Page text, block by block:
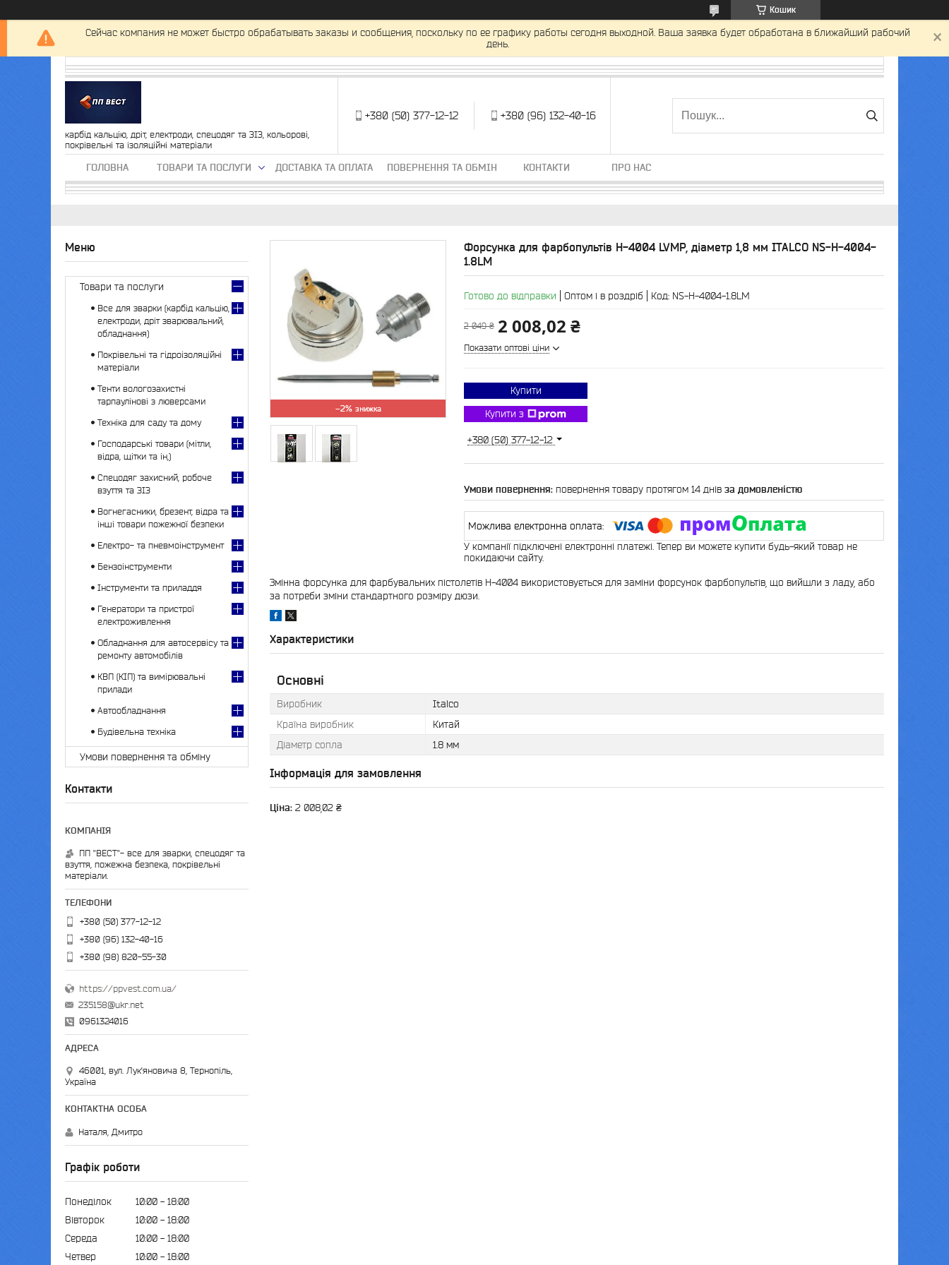
Кошик
Сейчас компания не может быстро обрабатывать заказы и сообщения, поскольку по ее графику работы сегодня выходной. Ваша заявка будет обработана в ближайший рабочий
день.
карбід кальцію, дріт, електроди, спецодяг та ЗІЗ, кольорові,
покрівельні та ізоляційні матеріали
+380 (50) 377-12-12 +380 (96) 132-40-16
ГОЛОВНА ТОВАРИ ТА ПОСЛУГИ ДОСТАВКА ТА ОПЛАТА ПОВЕРНЕННЯ ТА ОБМІН КОНТАКТИ ПРО НАС
–2%
Форсунка для фарбопультів H-4004 LVMP, діаметр 1,8 мм ITALCO NS-H-4004-
1.8LM
Готово до відправки Оптом і в роздріб Код: NS-H-4004-1.8LM
2 049 ₴ 2 008,02 ₴
Показати оптові ціни
Купити
Купити з
+380 (50) 377-12-12
повернення товару протягом 14 днів за домовленістю
У компанії підключені електронні платежі. Тепер ви можете купити будь-який товар не
покидаючи сайту.
Змінна форсунка для фарбувальних пістолетів H-4004 використовується для заміни форсунок фарбопультів, що вийшли з ладу, або
за потреби зміни стандартного розміру дюзи.
Характеристики
Основні
Виробник
Italco
Країна виробник
Китай
Діаметр сопла
1.8 мм
Інформація для замовлення
Ціна: 2 008,02 ₴
Товари та послуги
Все для зварки (карбід кальцію,
електроди, дріт зварювальний,
обладнання)
Покрівельні та гідроізоляційні
матеріали
Тенти вологозахистні
тарпаулінові з люверсами
Техніка для саду та дому
Господарські товари (мітли,
відра, щітки та ін,)
Спецодяг захисний, робоче
взуття та ЗІЗ
Вогнегасники, брезент, відра та
інші товари пожежної безпеки
Електро- та пневмоінструмент
Бензоінструменти
Інструменти та приладдя
Генератори та пристрої
електроживлення
Обладнання для автосервісу та
ремонту автомобілів
КВП (КІП) та вимірювальні
прилади
Автообладнання
Будівельна техніка
Умови повернення та обміну
Контакти
ПП "ВЕСТ"- все для зварки, спецодяг та
взуття, пожежна безпека, покрівельні
матеріали.
+380 (50) 377-12-12
+380 (96) 132-40-16
+380 (98) 820-55-30
https://ppvest.com.ua/
235158@ukr.net
0961324016
46001, вул. Лук'яновича 8, Тернопіль,
Україна
Наталя, Дмитро
Графік роботи
Понеділок 10:00
18:00
Вівторок
10:00
18:00
Середа
10:00
18:00
Четвер
10:00 18:00